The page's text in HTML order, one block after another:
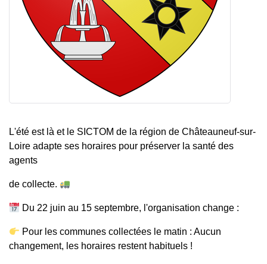
L'été est là et le SICTOM de la région de Châteauneuf-sur-
Loire adapte ses horaires pour préserver la santé des
agents
de collecte.
Du 22 juin au 15 septembre, l'organisation change :
Pour les communes collectées le matin : Aucun
changement, les horaires restent habituels !